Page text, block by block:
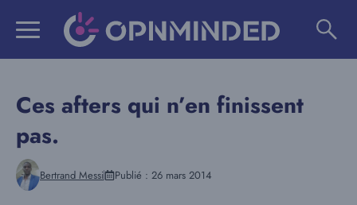
Ces afters qui n’en finissent
pas.
Bertrand Messi Publié : 26 mars 2014